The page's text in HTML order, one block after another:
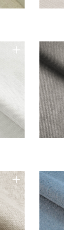
+
+